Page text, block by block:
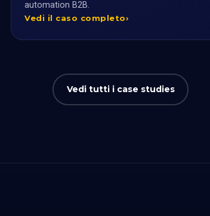
automation B2B.
Vedi il caso completo
Vedi tutti i case studies